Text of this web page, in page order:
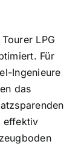
LPG
Für
Ingenieure
das
effektiv